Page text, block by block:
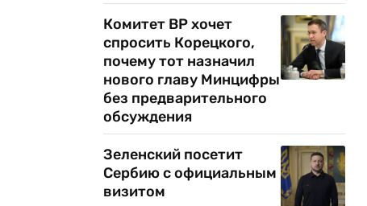
Комитет ВР хочет
спросить Корецкого,
почему тот назначил
нового главу Минцифры
без предварительного
обсуждения
Зеленский посетит
Сербию с официальным
визитом